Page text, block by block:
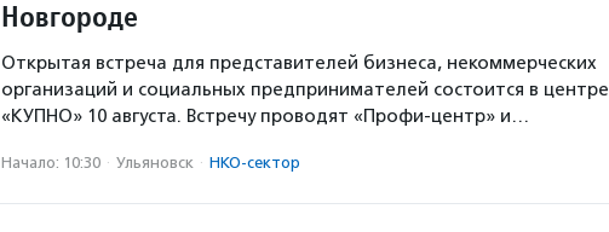
Новгороде
Открытая встреча для представителей бизнеса, некоммерческих
организаций и социальных предпринимателей состоится в центре
«КУПНО» 10 августа. Встречу проводят «Профи-центр» и…
Начало: 10:30 · Ульяновск · НКО-сектор